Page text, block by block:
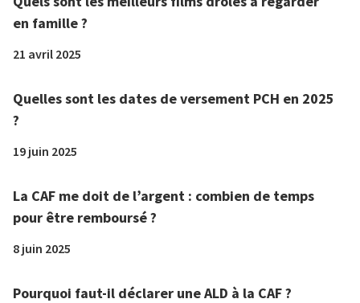
en famille ?
21 avril 2025
Quelles sont les dates de versement PCH en 2025
?
19 juin 2025
La CAF me doit de l’argent : combien de temps
pour être remboursé ?
8 juin 2025
Pourquoi faut-il déclarer une ALD à la CAF ?